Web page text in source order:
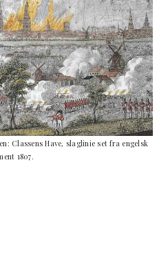
Classens Have, slaglinie set fra engelsk
1807.